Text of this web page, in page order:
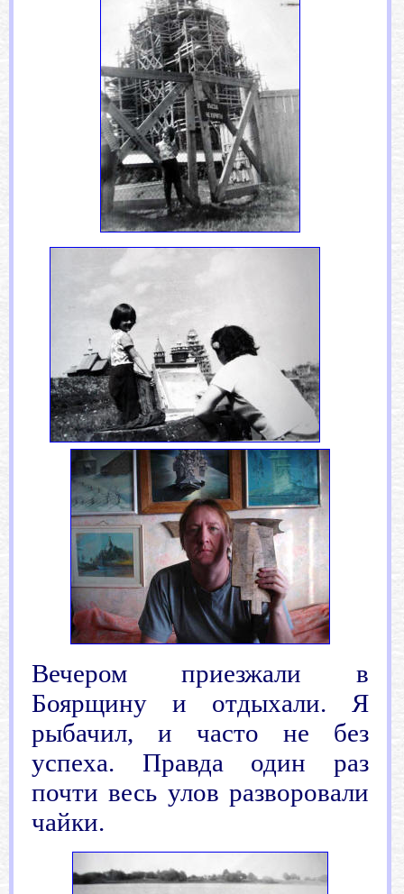
Вечером приезжали в
Боярщину и отдыхали. Я
рыбачил, и часто не без
успеха. Правда один раз
почти весь улов разворовали
чайки.